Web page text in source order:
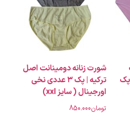
شورت زنانه دومینانت اصل
ترکیه | پک ۳ عددی نخی
اورجینال ( سایز xxl)
850.000